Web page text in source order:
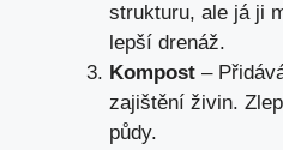
strukturu, ale já ji
lepší drenáž.
Kompost –
zajištění živin.
půdy.